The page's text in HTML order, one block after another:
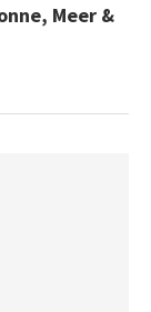
Meer &